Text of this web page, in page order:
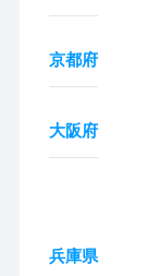
京都府
大阪府
兵庫県